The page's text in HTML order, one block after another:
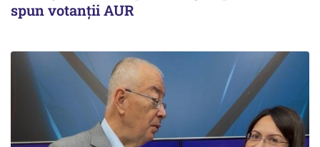
spun votanții AUR